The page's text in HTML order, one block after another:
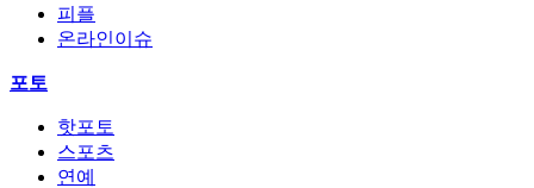
피플
온라인이슈
포토
핫포토
스포츠
연예